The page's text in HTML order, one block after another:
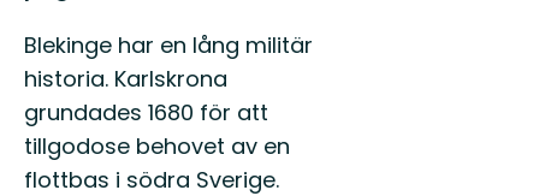
Blekinge har en lång militär
historia. Karlskrona
grundades 1680 för att
tillgodose behovet av en
flottbas i södra Sverige.